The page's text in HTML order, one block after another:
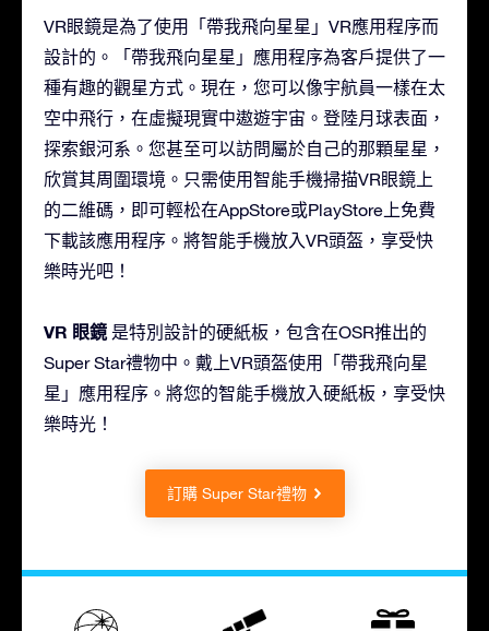
VR眼鏡是為了使用「帶我飛向星星」VR應用程序而
設計的。「帶我飛向星星」應用程序為客戶提供了一
種有趣的觀星方式。現在，您可以像宇航員一樣在太
空中飛行，在虛擬現實中遨遊宇宙。登陸月球表面，
探索銀河系。您甚至可以訪問屬於自己的那顆星星，
欣賞其周圍環境。只需使用智能手機掃描VR眼鏡上
的二維碼，即可輕松在AppStore或PlayStore上免費
下載該應用程序。將智能手機放入VR頭盔，享受快
樂時光吧！
VR 眼鏡 是特別設計的硬紙板，包含在OSR推出的
Super Star禮物中。戴上VR頭盔使用「帶我飛向星
星」應用程序。將您的智能手機放入硬紙板，享受快
樂時光！
訂購 Super Star禮物